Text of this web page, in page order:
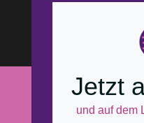
Jetzt
und auf dem